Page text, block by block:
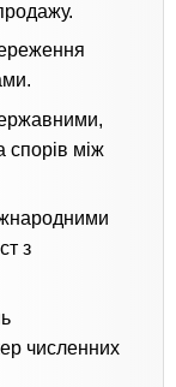
спорів між
з
численних